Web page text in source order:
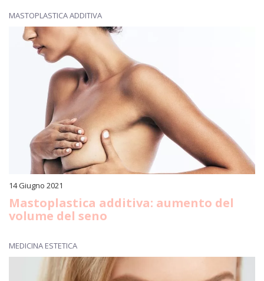
MASTOPLASTICA ADDITIVA
14 Giugno 2021
Mastoplastica additiva: aumento del
volume del seno
MEDICINA ESTETICA